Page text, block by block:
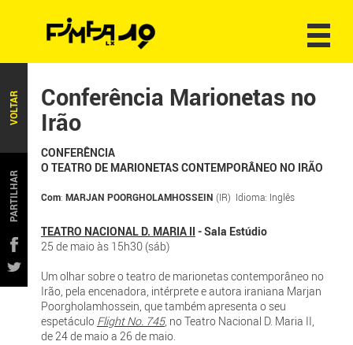
VOLTAR
PARTILHAR
Conferência Marionetas no
Irão
CONFERÊNCIA
O TEATRO DE MARIONETAS CONTEMPORÂNEO NO IRÃO
Com: MARJAN POORGHOLAMHOSSEIN (IR) Idioma: Inglês
TEATRO NACIONAL D. MARIA II - Sala Estúdio
25 de maio às 15h30 (sáb)
Um olhar sobre o teatro de marionetas contemporâneo no
Irão, pela encenadora, intérprete e autora iraniana Marjan
Poorgholamhossein, que também apresenta o seu
espetáculo Flight No. 745, no Teatro Nacional D. Maria II,
de 24 de maio a 26 de maio.